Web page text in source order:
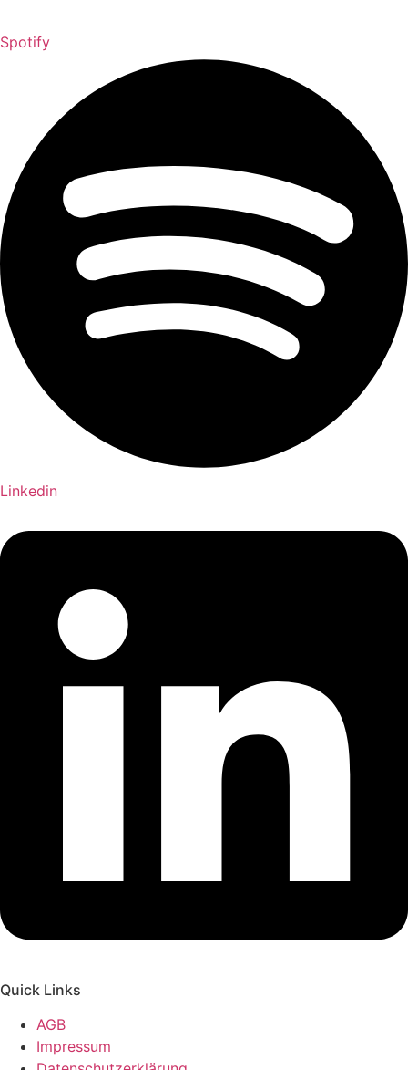
Spotify
Linkedin
Quick Links
AGB
Impressum